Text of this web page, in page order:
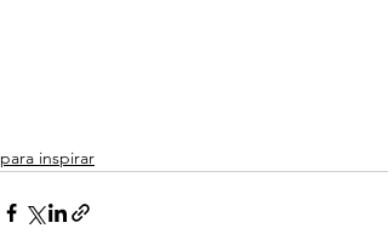
para inspirar